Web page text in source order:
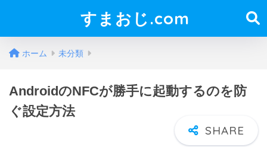
すまおじ.com
ホーム 未分類
AndroidのNFCが勝手に起動するのを防
ぐ設定方法